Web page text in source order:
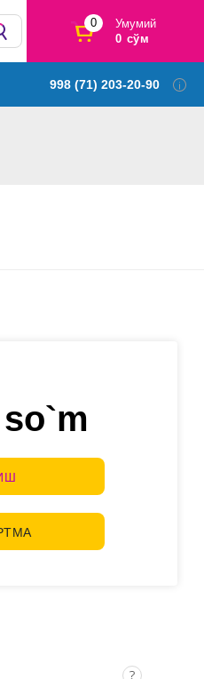
0
Умумий
0 сўм
998 (71) 203-20-90